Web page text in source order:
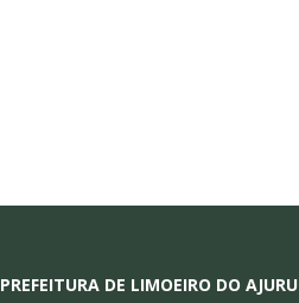
PREFEITURA DE LIMOEIRO DO AJURU